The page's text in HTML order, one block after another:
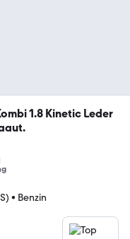
1.8 Kinetic Leder
• Benzin